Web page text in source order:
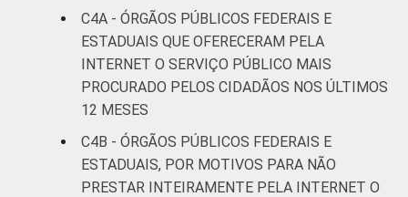
C4A - ÓRGÃOS PÚBLICOS FEDERAIS E
ESTADUAIS QUE OFERECERAM PELA
INTERNET O SERVIÇO PÚBLICO MAIS
PROCURADO PELOS CIDADÃOS NOS ÚLTIMOS
12 MESES
C4B - ÓRGÃOS PÚBLICOS FEDERAIS E
ESTADUAIS, POR MOTIVOS PARA NÃO
PRESTAR INTEIRAMENTE PELA INTERNET O